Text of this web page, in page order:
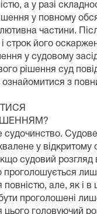
а у разі
у повному
частини.
строк його
у судовому
рішення суд
ознайомитися з
судочинство.
у
судовий розгляд
проголошується
але, як і в
проголошені
цього головуючий